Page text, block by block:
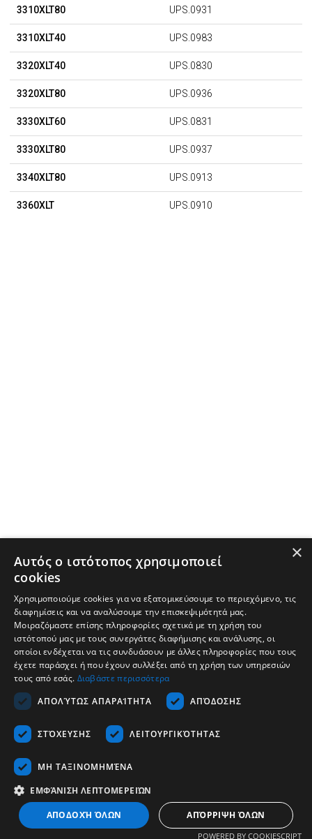
3310XLT80 UPS.0931
3310XLT40 UPS.0983
3320XLT40 UPS.0830
3320XLT80 UPS.0936
3330XLT60 UPS.0831
3330XLT80 UPS.0937
3340XLT80 UPS.0913
3360XLT UPS.0910
Tvrtka
Karijera
Hrvatski
Copyrights © 2026 - Tescom Hellas SA
×
Αυτός ο ιστότοπος χρησιμοποιεί
cookies
Χρησιμοποιούμε cookies για να εξατομικεύσουμε το περιεχόμενο, τις
διαφημίσεις και να αναλύσουμε την επισκεψιμότητά μας.
Μοιραζόμαστε επίσης πληροφορίες σχετικά με τη χρήση του
ιστότοπού μας με τους συνεργάτες διαφήμισης και ανάλυσης, οι
οποίοι ενδέχεται να τις συνδυάσουν με άλλες πληροφορίες που τους
έχετε παράσχει ή που έχουν συλλέξει από τη χρήση των υπηρεσιών
τους από εσάς. Διαβάστε περισσότερα
ΑΠΟΛΎΤΩΣ ΑΠΑΡΑΊΤΗΤΑ
ΑΠΌΔΟΣΗΣ
ΣΤΌΧΕΥΣΗΣ ΛΕΙΤΟΥΡΓΙΚΌΤΗΤΑΣ
ΜΗ ΤΑΞΙΝΟΜΗΜΈΝΑ
ΕΜΦΆΝΙΣΗ ΛΕΠΤΟΜΕΡΕΙΏΝ
ΑΠΟΔΟΧΉ ΌΛΩΝ ΑΠΌΡΡΙΨΗ ΌΛΩΝ
POWERED BY COOKIESCRIPT